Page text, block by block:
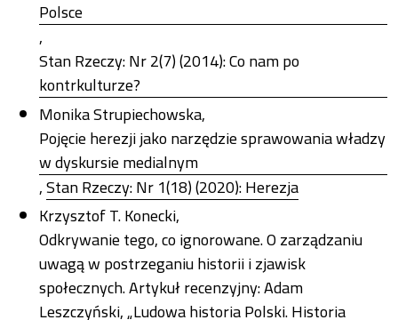
Polsce
,
Stan Rzeczy: Nr 2(7) (2014): Co nam po
kontrkulturze?
Monika Strupiechowska,
Pojęcie herezji jako narzędzie sprawowania władzy
w dyskursie medialnym
,Stan Rzeczy: Nr 1(18) (2020): Herezja
Krzysztof T. Konecki,
Odkrywanie tego, co ignorowane. O zarządzaniu
uwagą w postrzeganiu historii i zjawisk
społecznych. Artykuł recenzyjny: Adam
Leszczyński, „Ludowa historia Polski. Historia